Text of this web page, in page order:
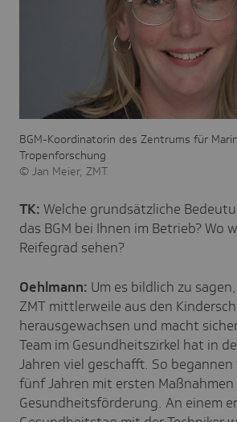
BGM-Koordinatorin des Zentrums für
Tropenforschung
Jan Meier, ZMT
TK: Welche grundsätzliche
das BGM bei Ihnen im Betrieb? Wo
Reifegrad sehen?
Oehlmann: Um es bildlich zu
ZMT mittlerweile aus den
herausgewachsen und macht
Team im Gesundheitszirkel hat in
Jahren viel geschafft. So
fünf Jahren mit ersten Maßnahmen
Gesundheitsförderung. An einem